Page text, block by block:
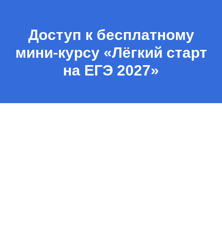
Доступ к бесплатному
мини-курсу «Лёгкий старт
на ЕГЭ 2027»